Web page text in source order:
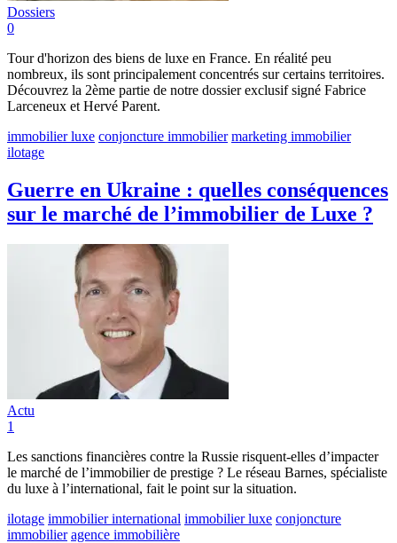
Dossiers
0
Tour d'horizon des biens de luxe en France. En réalité peu
nombreux, ils sont principalement concentrés sur certains territoires.
Découvrez la 2ème partie de notre dossier exclusif signé Fabrice
Larceneux et Hervé Parent.
immobilier luxe conjoncture immobilier marketing immobilier
ilotage
Guerre en Ukraine : quelles conséquences
sur le marché de l’immobilier de Luxe ?
Actu
1
Les sanctions financières contre la Russie risquent-elles d’impacter
le marché de l’immobilier de prestige ? Le réseau Barnes, spécialiste
du luxe à l’international, fait le point sur la situation.
ilotage immobilier international immobilier luxe conjoncture
immobilier agence immobilière